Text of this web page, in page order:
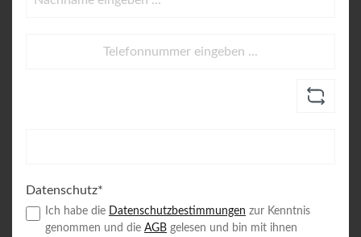
Datenschutz*
Ich habe die Datenschutzbestimmungen zur Kenntnis
genommen und die AGB gelesen und bin mit ihnen